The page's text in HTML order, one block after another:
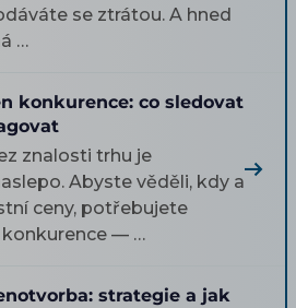
se ztrátou. A hned
…
konkurence: co sledovat
znalosti trhu je
Abyste věděli, kdy a
ceny, potřebujete
konkurence — …
strategie a jak